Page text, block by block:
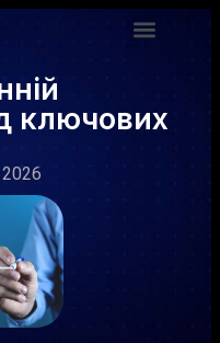
ключових